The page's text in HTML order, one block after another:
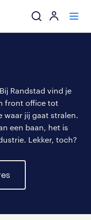
mijn carrière
over randstad
Randstad vind je
front office tot
waar jij gaat stralen.
een baan, het is
Lekker, toch?